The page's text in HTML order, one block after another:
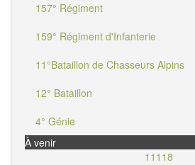
157° Régiment
159° Régiment d'Infanterie
11°Bataillon de Chasseurs Alpins
12° Bataillon
4° Génie
À venir
11118